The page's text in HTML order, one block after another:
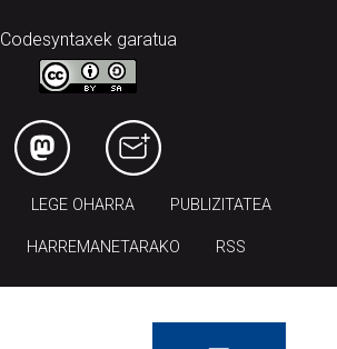
Codesyntaxek garatua
LEGE OHARRA PUBLIZITATEA
HARREMANETARAKO RSS